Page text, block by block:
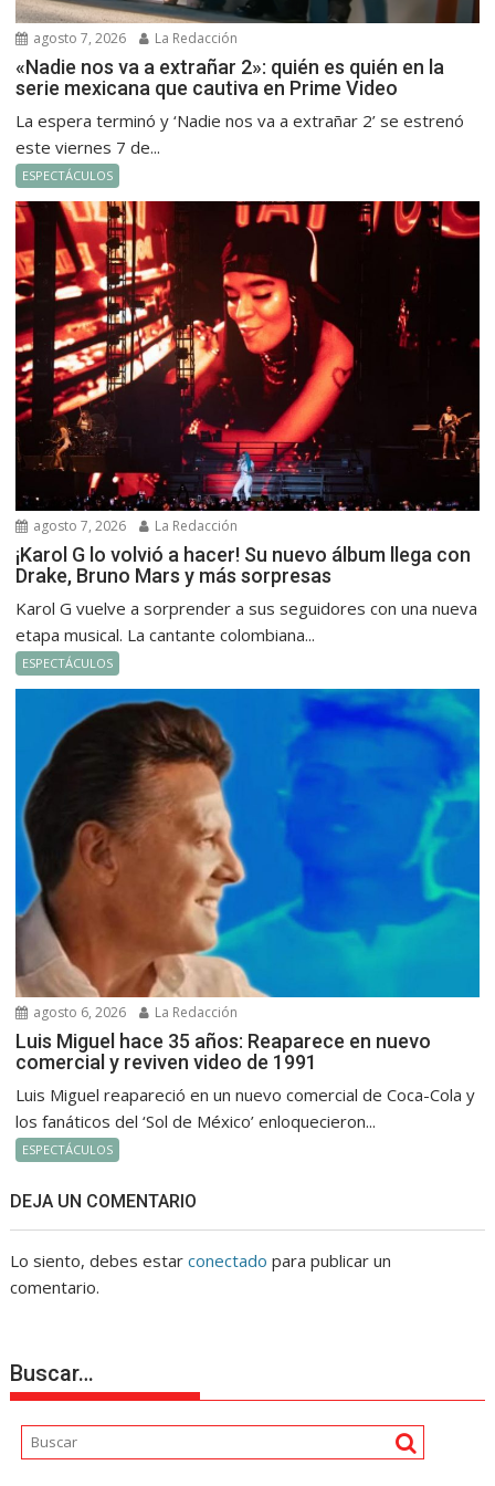
agosto 7, 2026 La Redacción
«Nadie nos va a extrañar 2»: quién es quién en la
serie mexicana que cautiva en Prime Video
La espera terminó y ‘Nadie nos va a extrañar 2’ se estrenó
este viernes 7 de...
ESPECTÁCULOS
agosto 7, 2026 La Redacción
¡Karol G lo volvió a hacer! Su nuevo álbum llega con
Drake, Bruno Mars y más sorpresas
Karol G vuelve a sorprender a sus seguidores con una nueva
etapa musical. La cantante colombiana...
ESPECTÁCULOS
agosto 6, 2026 La Redacción
Luis Miguel hace 35 años: Reaparece en nuevo
comercial y reviven video de 1991
Luis Miguel reapareció en un nuevo comercial de Coca-Cola y
los fanáticos del ‘Sol de México’ enloquecieron...
ESPECTÁCULOS
DEJA UN COMENTARIO
Lo siento, debes estarconectado para publicar un
comentario.
Buscar…